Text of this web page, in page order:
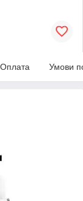
Оплата Умови